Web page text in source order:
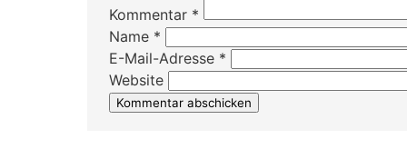
Kommentar *
Name *
E-Mail-Adresse *
Website